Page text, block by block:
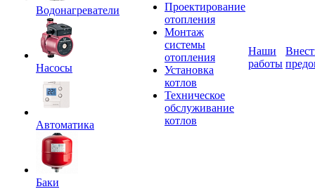
Водонагреватели
Насосы
Автоматика
Баки
Проектирование
отопления
Монтаж
системы
отопления
Установка
котлов
Техническое
обслуживание
котлов
Наши
работы